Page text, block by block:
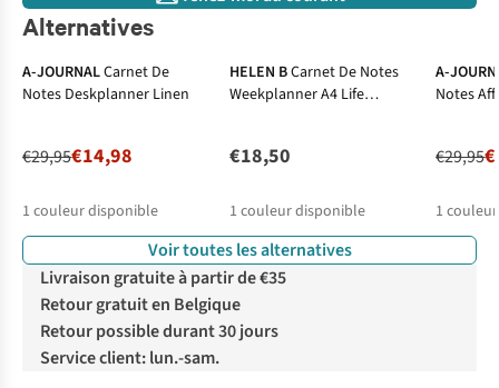
Alternatives
-50%
A-JOURNALCarnet De
Notes Deskplanner Linen
€29,95€14,98
1 couleur disponible
HELEN BCarnet De Notes
Weekplanner A4 Life
€18,50
1 couleur disponible
A-
Notes
€29,95
1
Voir toutes les alternatives
Livraison gratuite à partir de €35
Retour gratuit en Belgique
Retour possible durant 30 jours
Service client: lun.-sam.